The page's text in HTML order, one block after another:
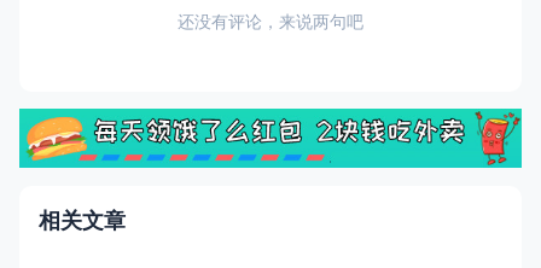
还没有评论，来说两句吧
相关文章